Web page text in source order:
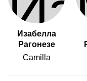
друг в друге.
«влюбленные»,
«случайные
переплетаются,
было пройти
исчезли
Изабелла
Рагонезе
Camilla